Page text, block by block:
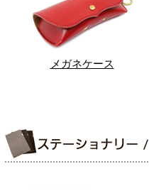
メガネケース